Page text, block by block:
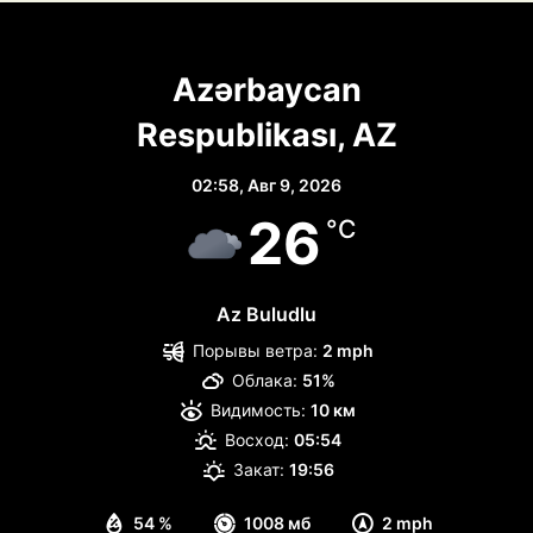
Azərbaycan
Respublikası, AZ
02:58, Авг 9, 2026
26 °C
Az Buludlu
54 % 1008 мб 2 mph
Порывы ветра: 2 mph
Облака: 51%
Видимость: 10 км
Восход: 05:54
Закат: 19:56